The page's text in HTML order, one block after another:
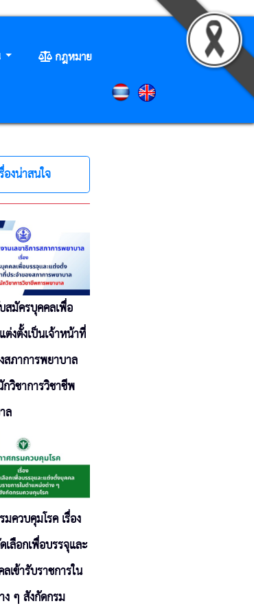
กฎหมาย
องน่าสนใจ
สมัครบุคคลเพื่อ
งตั้งเป็นเจ้าหน้าที่
สภาการพยาบาล
วิชาการวิชาชีพ
ล
ควบคุมโรค เรื่อง
ลือกเพื่อบรรจุและ
เข้ารับราชการใน
ง ๆ สังกัดกรม